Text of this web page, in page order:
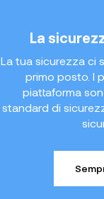
La
La tua sicurezza ci
primo posto. I
piattaforma
standard di